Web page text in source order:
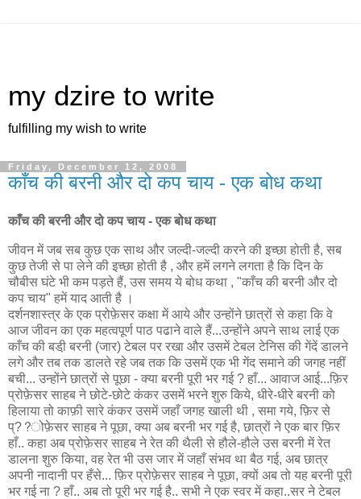
my dzire to write
fulfilling my wish to write
Friday, December 12, 2008
काँच की बरनी और दो कप चाय - एक बोध कथा
काँच की बरनी और दो कप चाय - एक बोध कथा
जीवन में जब सब कुछ एक साथ और जल्दी-जल्दी करने की इच्छा होती है, सब
कुछ तेजी से पा लेने की इच्छा होती है , और हमें लगने लगता है कि दिन के
चौबीस घंटे भी कम पड़ते हैं, उस समय ये बोध कथा , "काँच की बरनी और दो
कप चाय" हमें याद आती है ।
दर्शनशास्त्र के एक प्रोफ़ेसर कक्षा में आये और उन्होंने छात्रों से कहा कि वे
आज जीवन का एक महत्वपूर्ण पाठ पढाने वाले हैं...उन्होंने अपने साथ लाई एक
काँच की बडी़ बरनी (जार) टेबल पर रखा और उसमें टेबल टेनिस की गेंदें डालने
लगे और तब तक डालते रहे जब तक कि उसमें एक भी गेंद समाने की जगह नहीं
बची... उन्होंने छात्रों से पूछा - क्या बरनी पूरी भर गई ? हाँ... आवाज आई...फ़िर
प्रोफ़ेसर साहब ने छोटे-छोटे कंकर उसमें भरने शुरु किये, धीरे-धीरे बरनी को
हिलाया तो काफ़ी सारे कंकर उसमें जहाँ जगह खाली थी , समा गये, फ़िर से
प्??ोफ़ेसर साहब ने पूछा, क्या अब बरनी भर गई है, छात्रों ने एक बार फ़िर
हाँ.. कहा अब प्रोफ़ेसर साहब ने रेत की थैली से हौले-हौले उस बरनी में रेत
डालना शुरु किया, वह रेत भी उस जार में जहाँ संभव था बैठ गई, अब छात्र
अपनी नादानी पर हँसे... फ़िर प्रोफ़ेसर साहब ने पूछा, क्यों अब तो यह बरनी पूरी
भर गई ना ? हाँ.. अब तो पूरी भर गई है.. सभी ने एक स्वर में कहा..सर ने टेबल